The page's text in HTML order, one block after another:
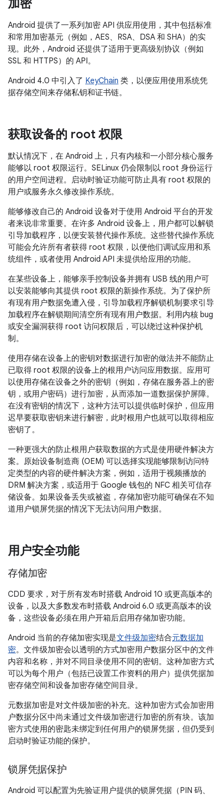
加密
Android 提供了一系列加密 API 供应用使用，其中包括标准
和常用加密基元（例如，AES、RSA、DSA 和 SHA）的实
现。此外，Android 还提供了适用于更高级别协议（例如
SSL 和 HTTPS）的 API。
Android 4.0 中引入了 KeyChain 类，以便应用使用系统凭
据存储空间来存储私钥和证书链。
获取设备的 root 权限
默认情况下，在 Android 上，只有内核和一小部分核心服务
能够以 root 权限运行。SELinux 仍会限制以 root 身份运行
的用户空间进程。启动时验证功能可防止具有 root 权限的
用户或服务永久修改操作系统。
能够修改自己的 Android 设备对于使用 Android 平台的开发
者来说非常重要。在许多 Android 设备上，用户都可以解锁
引导加载程序，以便安装替代操作系统。这些替代操作系统
可能会允许所有者获得 root 权限，以便他们调试应用和系
统组件，或者使用 Android API 未提供给应用的功能。
在某些设备上，能够亲手控制设备并拥有 USB 线的用户可
以安装能够向其提供 root 权限的新操作系统。为了保护所
有现有用户数据免遭入侵，引导加载程序解锁机制要求引导
加载程序在解锁期间清空所有现有用户数据。利用内核 bug
或安全漏洞获得 root 访问权限后，可以绕过这种保护机
制。
使用存储在设备上的密钥对数据进行加密的做法并不能防止
已取得 root 权限的设备上的根用户访问应用数据。应用可
以使用存储在设备之外的密钥（例如，存储在服务器上的密
钥，或用户密码）进行加密，从而添加一道数据保护屏障。
在没有密钥的情况下，这种方法可以提供临时保护，但应用
迟早要获取密钥来进行解密，此时根用户也就可以取得相应
密钥了。
一种更强大的防止根用户获取数据的方式是使用硬件解决方
案。原始设备制造商 (OEM) 可以选择实现能够限制访问特
定类型的内容的硬件解决方案，例如，适用于视频播放的
DRM 解决方案，或适用于 Google 钱包的 NFC 相关可信存
储设备。如果设备丢失或被盗，存储加密功能可确保在不知
道用户锁屏凭据的情况下无法访问用户数据。
用户安全功能
存储加密
CDD 要求，对于所有发布时搭载 Android 10 或更高版本的
设备，以及大多数发布时搭载 Android 6.0 或更高版本的设
备，这些设备必须在用户开箱后启用存储加密功能。
Android 当前的存储加密实现是文件级加密结合元数据加
密。文件级加密会以透明的方式加密用户数据分区中的文件
内容和名称，并对不同目录使用不同的密钥。这种加密方式
可以为每个用户（包括已设置工作资料的用户）提供凭据加
密存储空间和设备加密存储空间目录。
元数据加密是对文件级加密的补充。这种加密方式会加密用
户数据分区中尚未通过文件级加密进行加密的所有块。该加
密方式使用的密匙未绑定到任何用户的锁屏凭据，但仍受到
启动时验证功能的保护。
锁屏凭据保护
Android 可以配置为先验证用户提供的锁屏凭据（PIN 码、